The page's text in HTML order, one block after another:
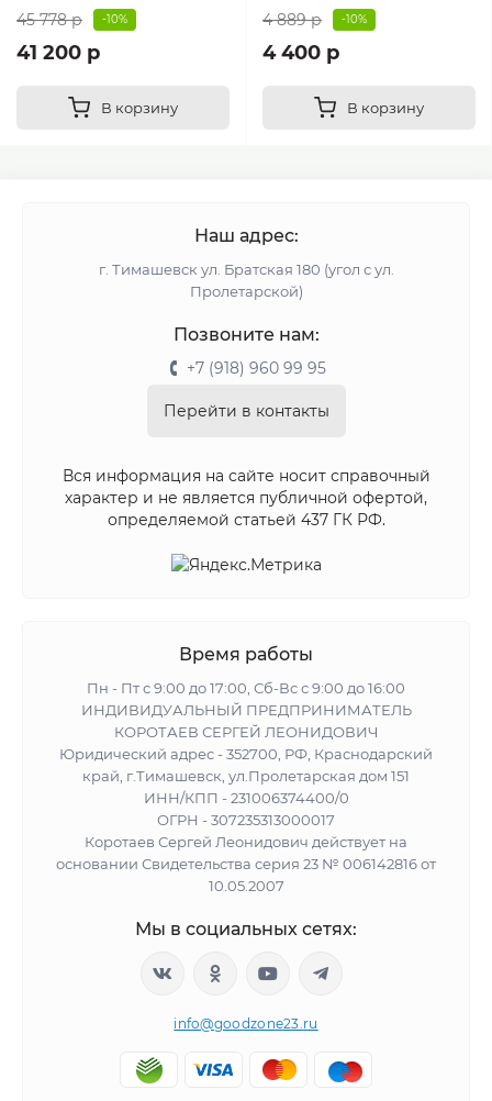
45 778 р -10%
41 200 р
В корзину
4 889 р -10%
4 400 р
В корзину
Наш адрес:
г. Тимашевск ул. Братская 180 (угол с ул.
Пролетарской)
Позвоните нам:
+7 (918) 960 99 95
Перейти в контакты
Вся информация на сайте носит справочный
характер и не является публичной офертой,
определяемой статьей 437 ГК РФ.
Время работы
Пн - Пт с 9:00 до 17:00, Сб-Вс с 9:00 до 16:00
ИНДИВИДУАЛЬНЫЙ ПРЕДПРИНИМАТЕЛЬ
КОРОТАЕВ СЕРГЕЙ ЛЕОНИДОВИЧ
Юридический адрес - 352700, РФ, Краснодарский
край, г.Тимашевск, ул.Пролетарская дом 151
ИНН/КПП - 231006374400/0
ОГРН - 307235313000017
Коротаев Сергей Леонидович действует на
основании Свидетельства серия 23 № 006142816 от
10.05.2007
Мы в социальных сетях:
info@goodzone23.ru